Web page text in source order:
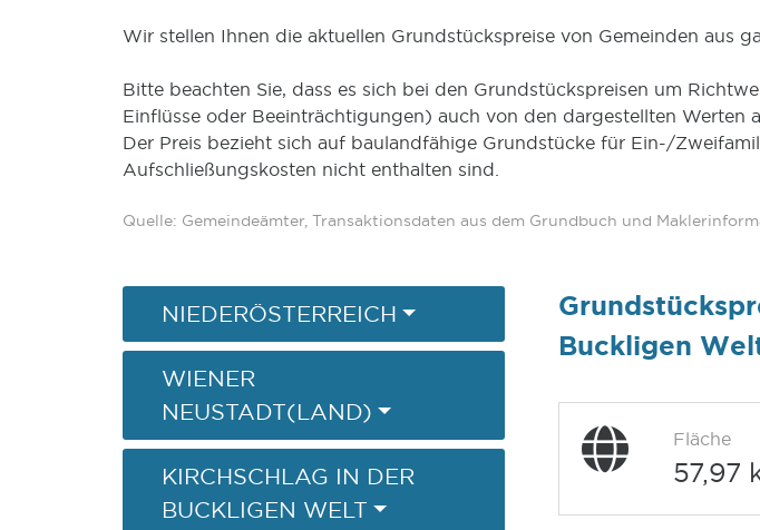
Wir stellen Ihnen die aktuellen Grundstückspreise von Gemeinden aus
Bitte beachten Sie, dass es sich bei den Grundstückspreisen um
Einflüsse oder Beeinträchtigungen) auch von den dargestellten Werten
Der Preis bezieht sich auf baulandfähige Grundstücke für Ein-/
Aufschließungskosten nicht enthalten sind.
Quelle: Gemeindeämter, Transaktionsdaten aus dem Grundbuch und
NIEDERÖSTERREICH
WIENER
NEUSTADT(LAND)
KIRCHSCHLAG IN DER
BUCKLIGEN WELT
Buckligen
Fläche
57,97